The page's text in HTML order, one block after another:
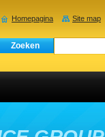
Homepagina Site map